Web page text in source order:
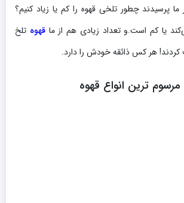
ما پرسیدند چطور تلخی قهوه را کم یا زیاد کنیم؟
یا کم است.و تعداد زیادی هم از ماقهوه تلخ
هر کس ذائقه‌ خودش را دارد.
ترین انواع قهوه